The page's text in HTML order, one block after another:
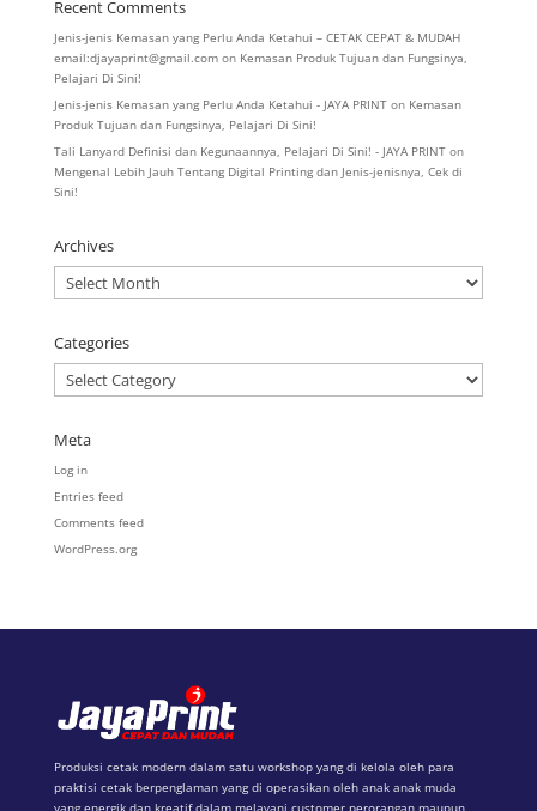
Recent Comments
Jenis-jenis Kemasan yang Perlu Anda Ketahui – CETAK CEPAT & MUDAH
email:djayaprint@gmail.comon Kemasan Produk Tujuan dan Fungsinya,
Pelajari Di Sini!
Jenis-jenis Kemasan yang Perlu Anda Ketahui - JAYA PRINTon Kemasan
Produk Tujuan dan Fungsinya, Pelajari Di Sini!
Tali Lanyard Definisi dan Kegunaannya, Pelajari Di Sini! - JAYA PRINTon
Mengenal Lebih Jauh Tentang Digital Printing dan Jenis-jenisnya, Cek di
Sini!
Archives
Archives
Categories
Categories
Meta
Log in
Entries feed
Comments feed
WordPress.org
Produksi cetak modern dalam satu workshop yang di kelola oleh para
praktisi cetak berpenglaman yang di operasikan oleh anak anak muda
yang energik dan kreatif dalam melayani customer perorangan maupun